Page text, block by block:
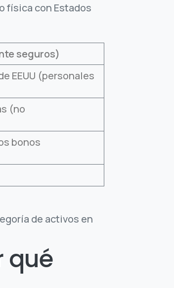
física con Estados
seguros)
EEUU (personales
(no
bonos
de activos en
qué